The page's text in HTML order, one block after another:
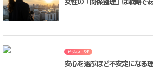
ビジネス・SNS
安心を選ぶほど不安定になる